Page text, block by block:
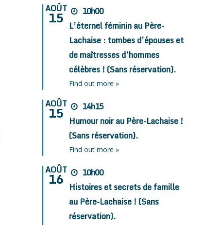
AOÛT
15
10h00
L’éternel féminin au Père-
Lachaise : tombes d’épouses et
de maîtresses d’hommes
célèbres ! (Sans réservation).
Find out more »
AOÛT
15
14h15
Humour noir au Père-Lachaise !
(Sans réservation).
Find out more »
AOÛT
16
10h00
Histoires et secrets de famille
au Père-Lachaise ! (Sans
réservation).